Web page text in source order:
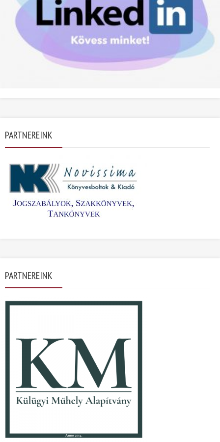
PARTNEREINK
PARTNEREINK